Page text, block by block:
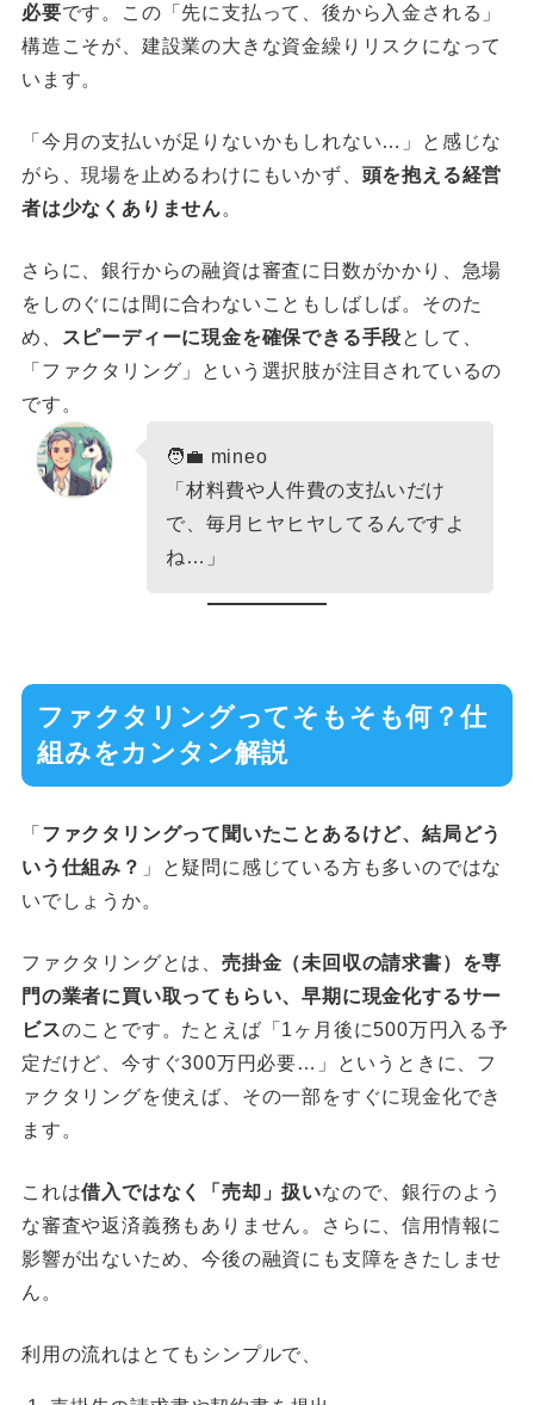
必要です。この「先に支払って、後から入金される」
構造こそが、建設業の大きな資金繰りリスクになって
います。
「今月の支払いが足りないかもしれない…」と感じな
がら、現場を止めるわけにもいかず、 頭を抱える経営
者は少なくありません。
さらに、銀行からの融資は審査に日数がかかり、急場
をしのぐには間に合わないこともしばしば。そのた
め、
スピーディーに現金を確保できる手段として、
「ファクタリング」という選択肢が注目されているの
です。
🧑‍💼 mineo
「材料費や人件費の支払いだけ
で、毎月ヒヤヒヤしてるんですよ
ね…」
ファクタリングってそもそも何？仕
組みをカンタン解説
「 ファクタリングって聞いたことあるけど、結局どう
いう仕組み？ 」と疑問に感じている方も多いのではな
いでしょうか。
ファクタリングとは、 売掛金（未回収の請求書）を専
門の業者に買い取ってもらい、早期に現金化するサー
ビスのことです。たとえば「1ヶ月後に500万円入る予
定だけど、今すぐ300万円必要…」というときに、フ
ァクタリングを使えば、その一部をすぐに現金化でき
ます。
これは借入ではなく「売却」扱いなので、銀行のよう
な審査や返済義務もありません。さらに、信用情報に
影響が出ないため、今後の融資にも支障をきたしませ
ん。
利用の流れはとてもシンプルで、